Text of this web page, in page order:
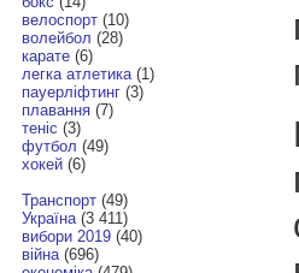
велоспорт(10)
волейбол (28)
карате(6)
легка атлетика(1)
пауерліфтинг(3)
плавання(7)
теніс (3)
футбол (49)
хокей(6)
Транспорт(49)
Україна(3 411)
вибори 2019(40)
війна(696)